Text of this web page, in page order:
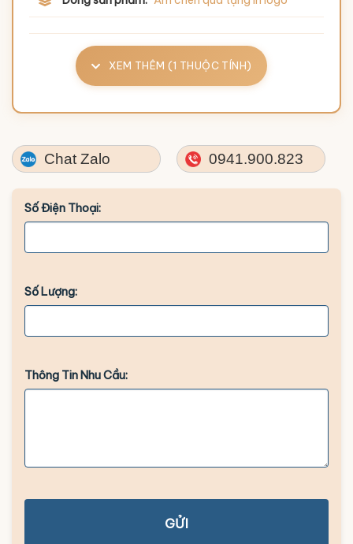
XEM THÊM (1 THUỘC TÍNH)
Chat Zalo 0941.900.823
Số Điện Thoại:
Số Lượng:
Thông Tin Nhu Cầu:
GỬI